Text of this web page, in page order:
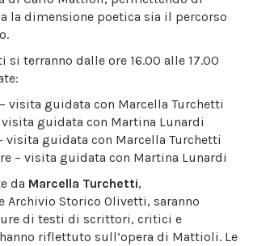
la dimensione poetica sia il percorso
si terranno dalle ore 16.00 alle 17.00
visita guidata con Marcella Turchetti
guidata con Martina Lunardi
visita guidata con Marcella Turchetti
– visita guidata con Martina Lunardi
da Marcella Turchetti,
Archivio Storico Olivetti, saranno
di testi di scrittori, critici e
riflettuto sull’opera di Mattioli. Le